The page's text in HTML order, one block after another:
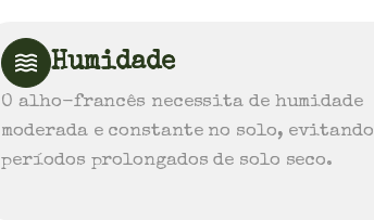
Humidade
O alho-francês necessita de humidade
moderada e constante no solo, evitando
períodos prolongados de solo seco.